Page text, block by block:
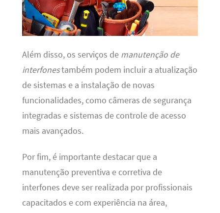
Além disso, os serviços de manutenção de
interfonestambém podem incluir a atualização
de sistemas e a instalação de novas
funcionalidades, como câmeras de segurança
integradas e sistemas de controle de acesso
mais avançados.
Por fim, é importante destacar que a
manutenção preventiva e corretiva de
interfones deve ser realizada por profissionais
capacitados e com experiência na área,